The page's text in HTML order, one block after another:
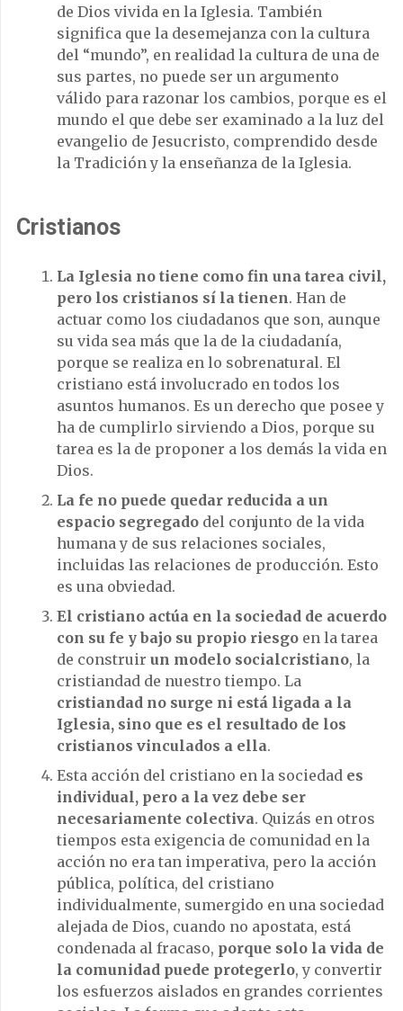
de Dios vivida en la Iglesia. También
significa que la desemejanza con la cultura
del “mundo”, en realidad la cultura de una de
sus partes, no puede ser un argumento
válido para razonar los cambios, porque es el
mundo el que debe ser examinado a la luz del
evangelio de Jesucristo, comprendido desde
la Tradición y la enseñanza de la Iglesia.
Cristianos
La Iglesia no tiene como fin una tarea civil,
pero los cristianos sí la tienen. Han de
actuar como los ciudadanos que son, aunque
su vida sea más que la de la ciudadanía,
porque se realiza en lo sobrenatural. El
cristiano está involucrado en todos los
asuntos humanos. Es un derecho que posee y
ha de cumplirlo sirviendo a Dios, porque su
tarea es la de proponer a los demás la vida en
Dios.
La fe no puede quedar reducida a un
espacio segregado del conjunto de la vida
humana y de sus relaciones sociales,
incluidas las relaciones de producción. Esto
es una obviedad.
El cristiano actúa en la sociedad de acuerdo
con su fe y bajo su propio riesgo en la tarea
de construir un modelo socialcristiano, la
cristiandad de nuestro tiempo. La
cristiandad no surge ni está ligada a la
Iglesia, sino que es el resultado de los
cristianos vinculados a ella.
Esta acción del cristiano en la sociedad es
individual, pero a la vez debe ser
necesariamente colectiva. Quizás en otros
tiempos esta exigencia de comunidad en la
acción no era tan imperativa, pero la acción
pública, política, del cristiano
individualmente, sumergido en una sociedad
alejada de Dios, cuando no apostata, está
condenada al fracaso, porque solo la vida de
la comunidad puede protegerlo, y convertir
los esfuerzos aislados en grandes corrientes